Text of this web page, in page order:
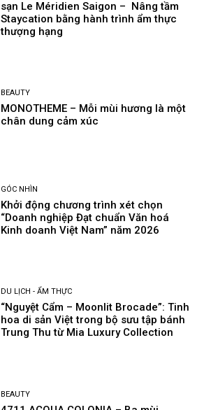
sạn Le Méridien Saigon – Nâng tầm
Staycation bằng hành trình ẩm thực
thượng hạng
BEAUTY
MONOTHEME – Mỗi mùi hương là một
chân dung cảm xúc
GÓC NHÌN
Khởi động chương trình xét chọn
“Doanh nghiệp Đạt chuẩn Văn hoá
Kinh doanh Việt Nam” năm 2026
DU LỊCH - ẨM THỰC
“Nguyệt Cẩm – Moonlit Brocade”: Tinh
hoa di sản Việt trong bộ sưu tập bánh
Trung Thu từ Mia Luxury Collection
BEAUTY